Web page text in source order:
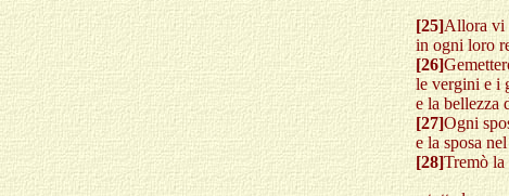
[25]Allora vi
in ogni loro
[26]
le vergini e i
e la bellezza
[27]Ogni
e la sposa
[28]Tremò la